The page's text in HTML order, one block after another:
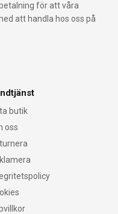
för att våra
att handla hos oss på
butik
oss